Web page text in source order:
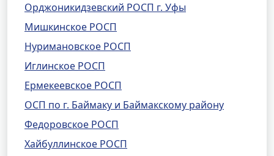
Орджоникидзевский РОСП г. Уфы
Мишкинское РОСП
Нуримановское РОСП
Иглинское РОСП
Ермекеевское РОСП
ОСП по г. Баймаку и Баймакскому району
Федоровское РОСП
Хайбуллинское РОСП